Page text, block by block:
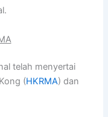
telah menyertai
(HKRMA) dan